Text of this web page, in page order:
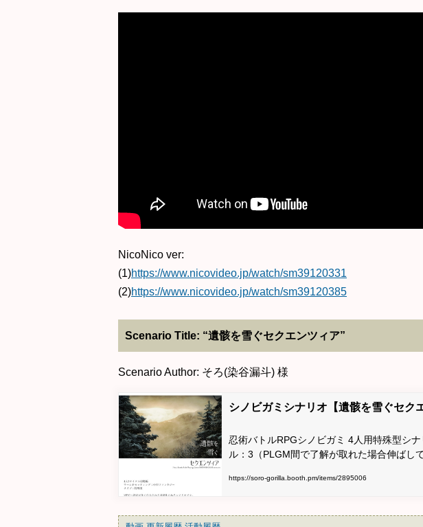
NicoNico ver:
(1)https://www.nicovideo.jp/watch/sm39120331
(2)https://www.nicovideo.jp/watch/sm39120385
Scenario Title: “遺骸を雪ぐセクエンツィア”
Scenario Author: そろ(染谷漏斗) 様
シノビガミシナリオ【遺骸を雪ぐセク
忍術バトルRPGシノビガミ 4人用特殊型シ
ル：3（PLGM間で了解が取れた場合伸ばし
https://soro-gorilla.booth.pm/items/2895006